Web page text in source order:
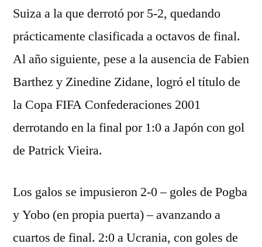
Suiza a la que derrotó por 5-2, quedando
prácticamente clasificada a octavos de final.
Al año siguiente, pese a la ausencia de Fabien
Barthez y Zinedine Zidane, logró el título de
la Copa FIFA Confederaciones 2001
derrotando en la final por 1:0 a Japón con gol
de Patrick Vieira.
Los galos se impusieron 2-0 – goles de Pogba
y Yobo (en propia puerta) – avanzando a
cuartos de final. 2:0 a Ucrania, con goles de